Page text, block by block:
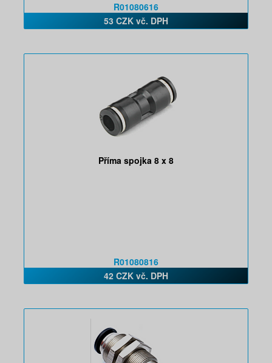
R01080616
53 CZK vč. DPH
Příma spojka 8 x 8
R01080816
42 CZK vč. DPH